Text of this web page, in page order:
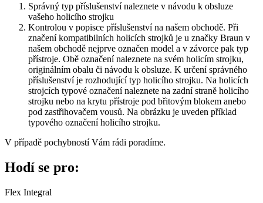
Správný typ příslušenství naleznete v návodu k obsluze
vašeho holicího strojku
Kontrolou v popisce příslušenství na našem obchodě. Při
značení kompatibilních holicích strojků je u značky Braun v
našem obchodě nejprve označen model a v závorce pak typ
přístroje. Obě označení naleznete na svém holicím strojku,
originálním obalu či návodu k obsluze. K určení správného
příslušenství je rozhodující typ holicího strojku. Na holicích
strojcích typové označení naleznete na zadní straně holicího
strojku nebo na krytu přístroje pod břitovým blokem anebo
pod zastřihovačem vousů. Na obrázku je uveden příklad
typového označení holicího strojku.
V případě pochybností Vám rádi poradíme.
Hodí se pro:
Flex Integral